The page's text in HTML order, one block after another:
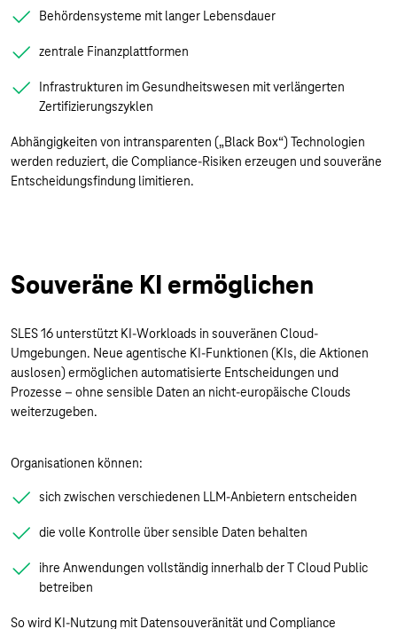
Behördensysteme mit langer Lebensdauer
zentrale Finanzplattformen
Infrastrukturen im Gesundheitswesen mit verlängerten
Zertifizierungszyklen
Abhängigkeiten von intransparenten („Black Box“) Technologien
werden reduziert, die Compliance-Risiken erzeugen und souveräne
Entscheidungsfindung limitieren.
Souveräne KI ermöglichen
SLES 16 unterstützt KI-Workloads in souveränen Cloud-
Umgebungen. Neue agentische KI-Funktionen (KIs, die Aktionen
auslosen) ermöglichen automatisierte Entscheidungen und
Prozesse – ohne sensible Daten an nicht-europäische Clouds
weiterzugeben.
Organisationen können:
sich zwischen verschiedenen LLM-Anbietern entscheiden
die volle Kontrolle über sensible Daten behalten
ihre Anwendungen vollständig innerhalb der T Cloud Public
betreiben
So wird KI-Nutzung mit Datensouveränität und Compliance